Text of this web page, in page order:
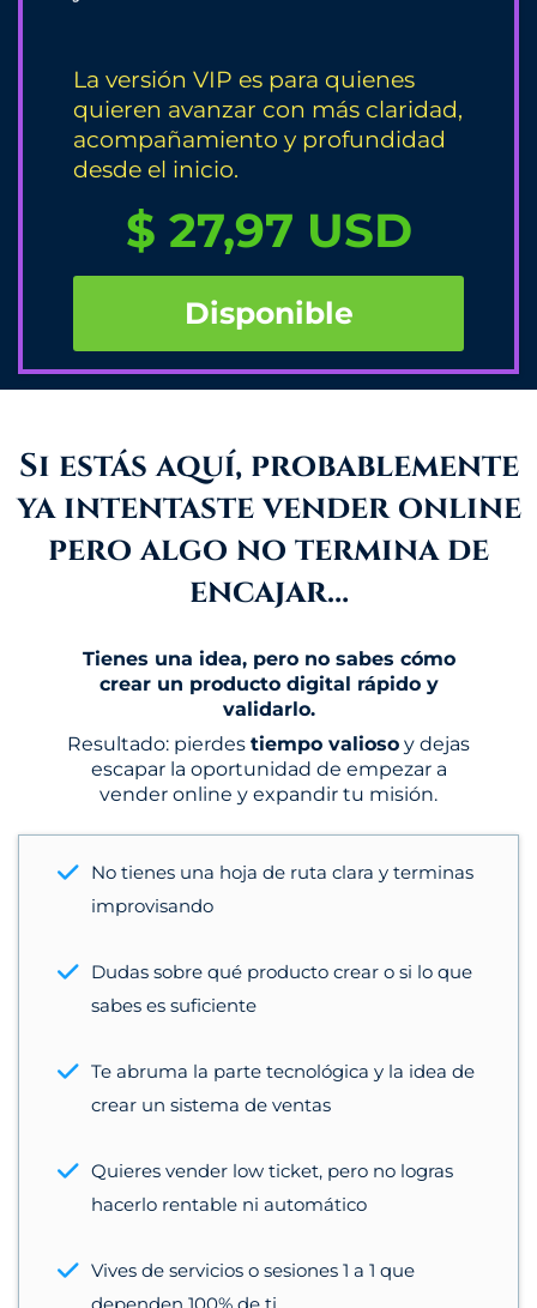
La versión VIP es para quienes
quieren avanzar con más claridad,
acompañamiento y profundidad
desde el inicio.
$ 27,97 USD
Disponible
Si estás aquí, probablemente
ya intentaste vender online
pero algo no termina de
encajar…
Tienes una idea, pero no sabes cómo
crear un producto digital rápido y
validarlo.
Resultado: pierdes tiempo valioso y dejas
escapar la oportunidad de empezar a
vender online y expandir tu misión.
No tienes una hoja de ruta clara y terminas
improvisando
Dudas sobre qué producto crear o si lo que
sabes es suficiente
Te abruma la parte tecnológica y la idea de
crear un sistema de ventas
Quieres vender low ticket, pero no logras
hacerlo rentable ni automático
Vives de servicios o sesiones 1 a 1 que